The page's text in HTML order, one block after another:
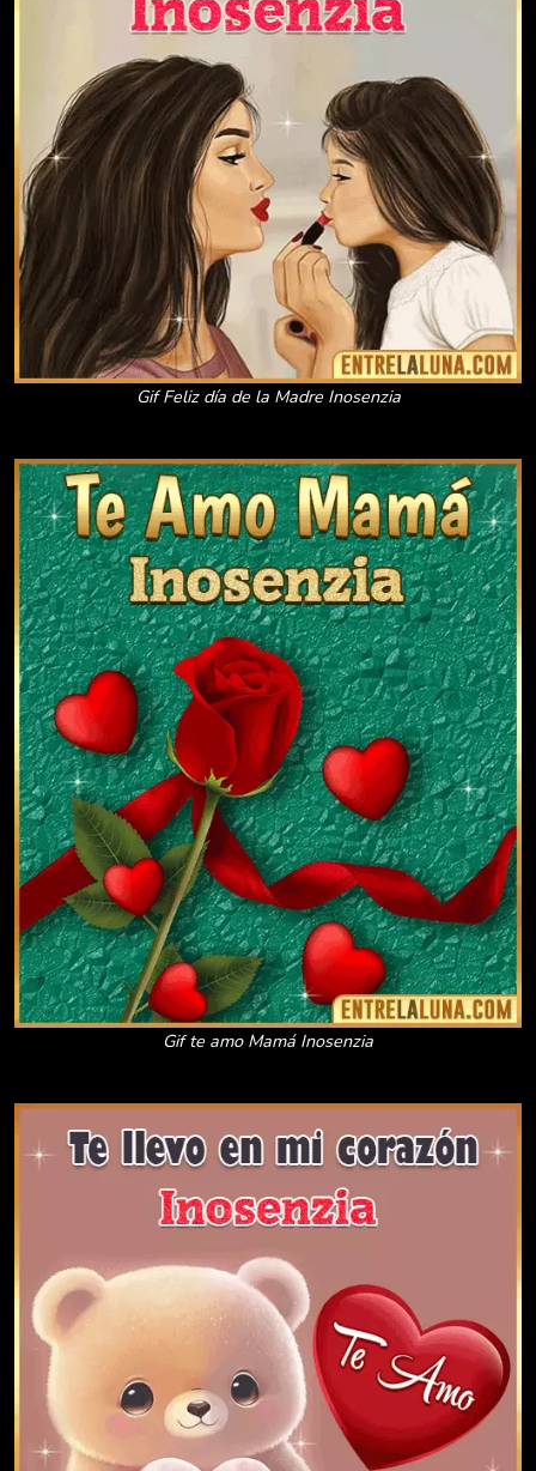
Gif Feliz día de la Madre Inosenzia
Gif te amo Mamá Inosenzia